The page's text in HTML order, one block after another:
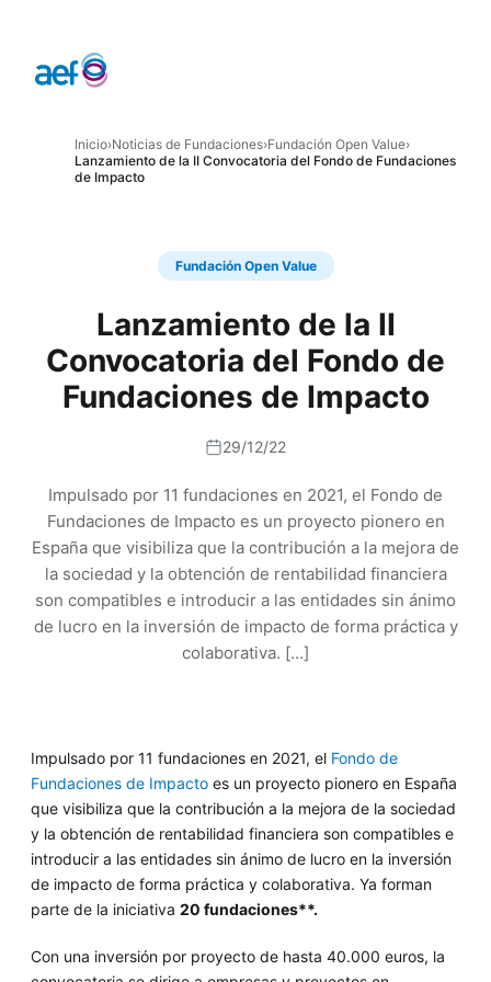
Inicio›Noticias de Fundaciones›Fundación Open Value›
Lanzamiento de la II Convocatoria del Fondo de Fundaciones
de Impacto
Fundación Open Value
Lanzamiento de la II
Convocatoria del Fondo de
Fundaciones de Impacto
29/12/22
Impulsado por 11 fundaciones en 2021, el Fondo de
Fundaciones de Impacto es un proyecto pionero en
España que visibiliza que la contribución a la mejora de
la sociedad y la obtención de rentabilidad financiera
son compatibles e introducir a las entidades sin ánimo
de lucro en la inversión de impacto de forma práctica y
colaborativa. […]
Impulsado por 11 fundaciones en 2021, el Fondo de
Fundaciones de Impacto es un proyecto pionero en España
que visibiliza que la contribución a la mejora de la sociedad
y la obtención de rentabilidad financiera son compatibles e
introducir a las entidades sin ánimo de lucro en la inversión
de impacto de forma práctica y colaborativa. Ya forman
parte de la iniciativa 20 fundaciones**.
Con una inversión por proyecto de hasta 40.000 euros, la